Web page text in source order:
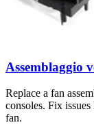
Assemblaggio
Replace a fan
consoles. Fix
fan.